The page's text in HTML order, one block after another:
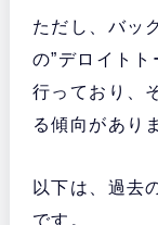
ただし、バッ
の”デロイト
行っており、
る傾向があり
以下は、過去
です。